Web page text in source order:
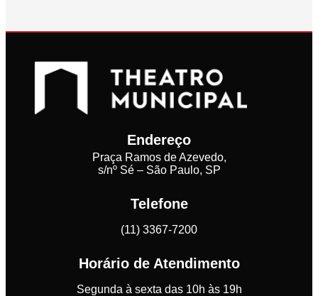
Endereço
Praça Ramos de Azevedo,
s/nº Sé – São Paulo, SP
Telefone
(11) 3367-7200
Horário de Atendimento
Segunda à sexta das 10h às 19h